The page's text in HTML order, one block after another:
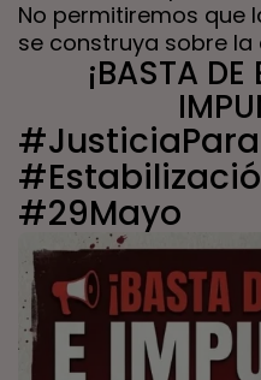
No permitiremos que
se construya sobre la
¡BASTA DE
#29Mayo